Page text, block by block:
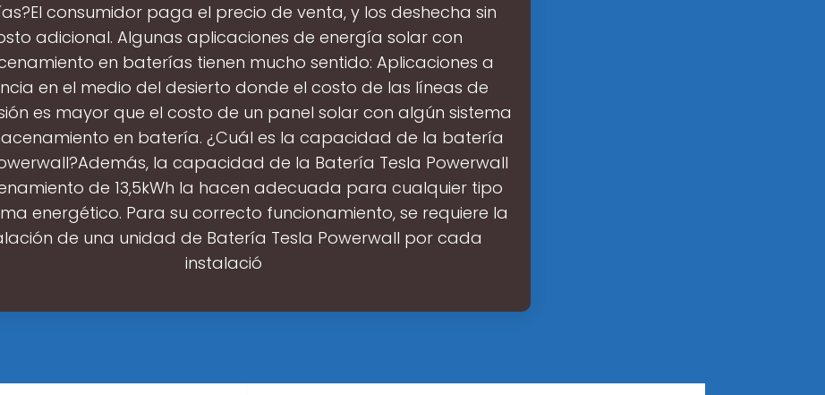
consumidor paga el precio de venta, y los deshecha sin
adicional. Algunas aplicaciones de energía solar con
en baterías tienen mucho sentido: Aplicaciones a
en el medio del desierto donde el costo de las líneas de
es mayor que el costo de un panel solar con algún sistema
en batería. ¿Cuál es la capacidad de la batería
la capacidad de la Batería Tesla Powerwall
de 13,5kWh la hacen adecuada para cualquier tipo
energético. Para su correcto funcionamiento, se requiere la
de una unidad de Batería Tesla Powerwall por cada
instalació